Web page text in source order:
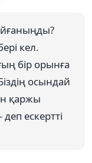
кел.
бір орынға
осындай
қаржы
ескертті